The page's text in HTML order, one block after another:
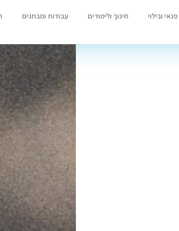
פנאי ובילוי חינוך ולימודים עבודות ומבחנים